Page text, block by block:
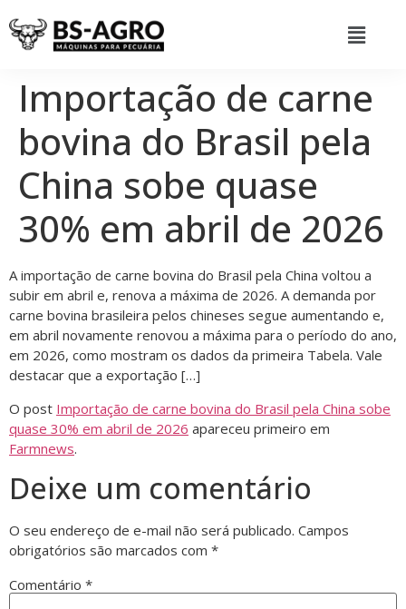
Importação de carne
bovina do Brasil pela
China sobe quase
30% em abril de 2026
A importação de carne bovina do Brasil pela China voltou a
subir em abril e, renova a máxima de 2026. A demanda por
carne bovina brasileira pelos chineses segue aumentando e,
em abril novamente renovou a máxima para o período do ano,
em 2026, como mostram os dados da primeira Tabela. Vale
destacar que a exportação […]
O post Importação de carne bovina do Brasil pela China sobe
quase 30% em abril de 2026 apareceu primeiro em
Farmnews.
Deixe um comentário
O seu endereço de e-mail não será publicado. Campos
obrigatórios são marcados com *
Comentário *